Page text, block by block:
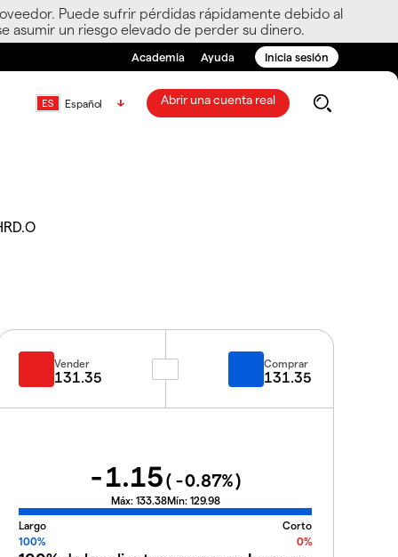
Puede sufrir pérdidas rápidamente debido al
asumir un riesgo elevado de perder su dinero.
Academia Ayuda Inicia sesión
Español Abrir una cuenta real
Vender
131.35
Comprar
131.35
-1.15( -0.87%)
Máx: 133.38Mín: 129.98
Largo
Corto
100%
0%